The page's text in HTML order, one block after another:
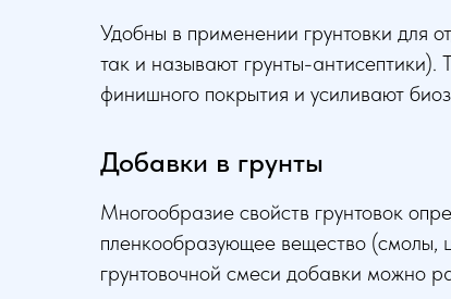
Удобны в применении грунтовки для
так и называют грунты-антисептики).
финишного покрытия и усиливают
Добавки в грунты
Многообразие свойств грунтовок
пленкообразующее вещество (смолы,
грунтовочной смеси добавки можно